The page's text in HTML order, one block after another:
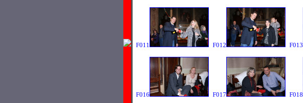
F011 F012 F013
F016 F017 F018